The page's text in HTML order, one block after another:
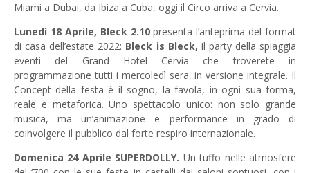
Miami a Dubai, da Ibiza a Cuba, oggi il Circo arriva a Cervia.
Lunedì 18 Aprile, Bleck 2.10presenta l’anteprima del format
di casa dell’estate 2022: Bleck is Bleck, il party della spiaggia
eventi del Grand Hotel Cervia che troverete in
programmazione tutti i mercoledì sera, in versione integrale. Il
Concept della festa è il sogno, la favola, in ogni sua forma,
reale e metaforica. Uno spettacolo unico: non solo grande
musica, ma un’animazione e performance in grado di
coinvolgere il pubblico dal forte respiro internazionale.
Domenica 24 Aprile SUPERDOLLY. Un tuffo nelle atmosfere